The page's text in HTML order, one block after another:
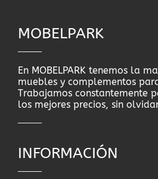
MOBELPARK
En MOBELPARK tenemos la
muebles y complementos
Trabajamos constantemente
los mejores precios, sin
INFORMACIÓN